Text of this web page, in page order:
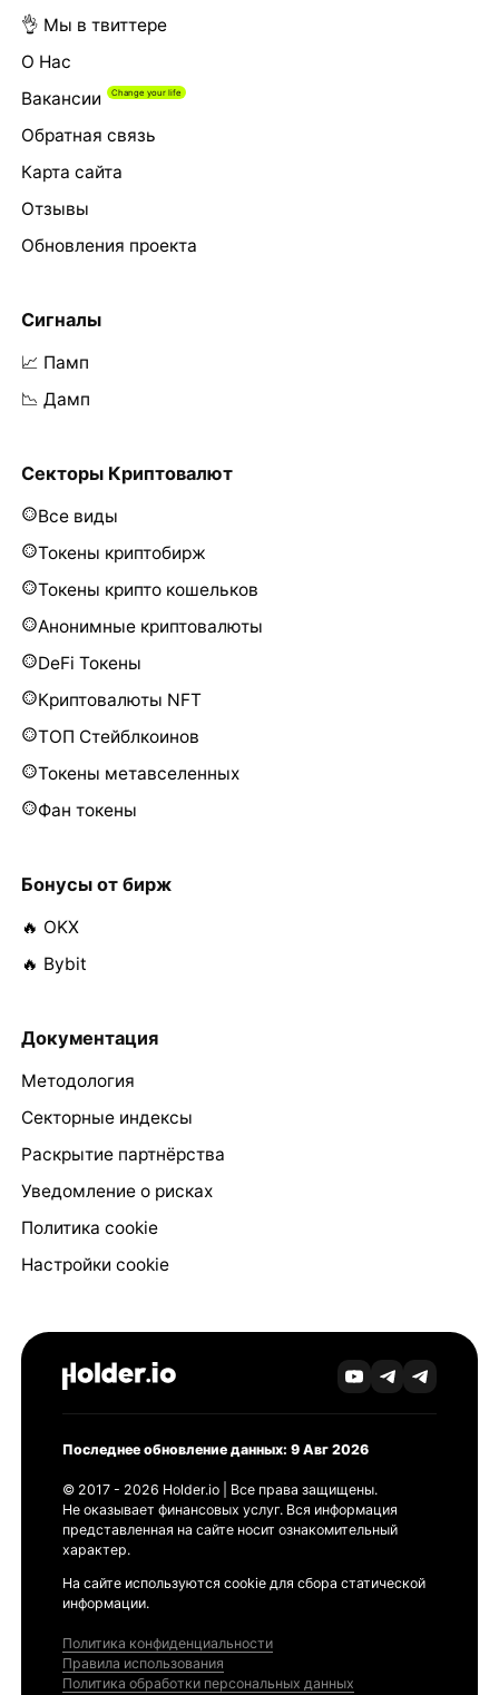
👌 Мы в твиттере
О Нас
Вакансии
Обратная связь
Карта сайта
Отзывы
Обновления проекта
Сигналы
📈 Памп
📉 Дамп
Секторы Криптовалют
Все виды
Токены криптобирж
Токены крипто кошельков
Анонимные криптовалюты
DeFi Токены
Криптовалюты NFT
ТОП Стейблкоинов
Токены метавселенных
Фан токены
Бонусы от бирж
🔥 OKX
🔥 Bybit
Документация
Методология
Секторные индексы
Раскрытие партнёрства
Уведомление о рисках
Политика cookie
Настройки cookie
Последнее обновление данных: 9 Авг 2026
© 2017 - 2026 Holder.io | Все права защищены.
Не оказывает финансовых услуг. Вся информация
представленная на сайте носит ознакомительный
характер.
На сайте используются cookie для сбора статической
информации.
Политика конфиденциальности
Правила использования
Политика обработки персональных данных